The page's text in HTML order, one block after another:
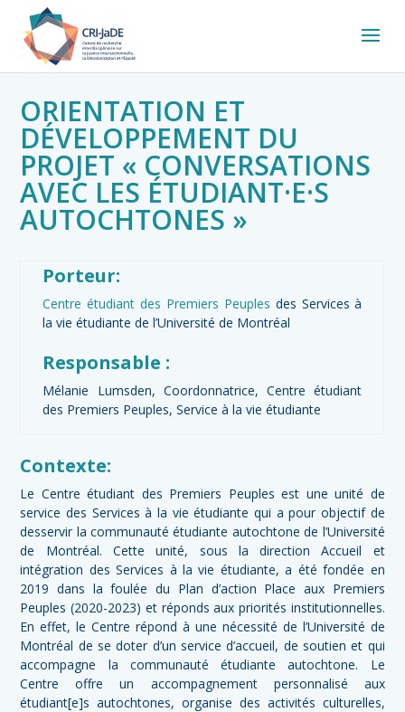
ORIENTATION ET
DÉVELOPPEMENT DU
PROJET « CONVERSATIONS
AVEC LES ÉTUDIANT·E·S
AUTOCHTONES »
Porteur:
Centre étudiant des Premiers Peuples des Services à
la vie étudiante de l’Université de Montréal
Responsable :
Mélanie Lumsden, Coordonnatrice, Centre étudiant
des Premiers Peuples, Service à la vie étudiante
Contexte:
Le Centre étudiant des Premiers Peuples est une unité de
service des Services à la vie étudiante qui a pour objectif de
desservir la communauté étudiante autochtone de l’Université
de Montréal. Cette unité, sous la direction Accueil et
intégration des Services à la vie étudiante, a été fondée en
2019 dans la foulée du Plan d’action Place aux Premiers
Peuples (2020-2023) et réponds aux priorités institutionnelles.
En effet, le Centre répond à une nécessité de l’Université de
Montréal de se doter d’un service d’accueil, de soutien et qui
accompagne la communauté étudiante autochtone. Le
Centre offre un accompagnement personnalisé aux
étudiant[e]s autochtones, organise des activités culturelles,